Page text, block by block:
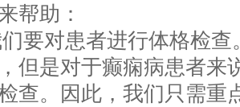
帮助：
要对患者进行体格检
但是对于癫痫病患者来
查。因此，我们只需重